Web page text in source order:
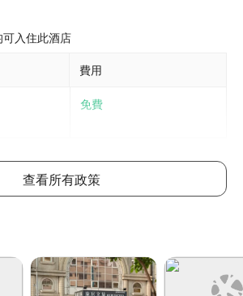
入住此酒店
費用
免費
多1位2歲或以下兒童與成人共用床鋪。如攜
參考以下說明，具體政策因酒店而異
額外住客可能需支付額外費用，詳情請向酒
查看所有政策